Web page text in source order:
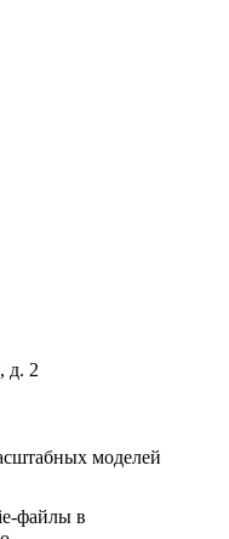
д. 2
моделей
файлы в